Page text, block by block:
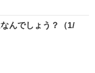
んでしょう？（1/